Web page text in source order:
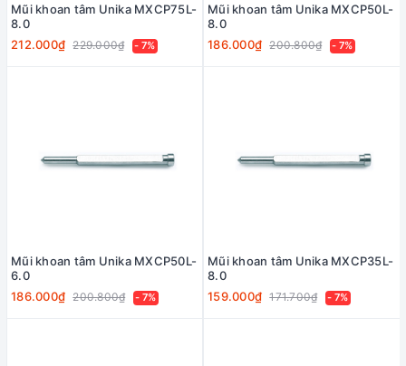
Mũi khoan tâm Unika MXCP75L-
8.0
212.000₫ 229.000₫ - 7%
Mũi khoan tâm Unika MXCP50L-
8.0
186.000₫ 200.800₫ - 7%
Mũi khoan tâm Unika MXCP50L-
6.0
186.000₫ 200.800₫ - 7%
Mũi khoan tâm Unika MXCP35L-
8.0
159.000₫ 171.700₫ - 7%